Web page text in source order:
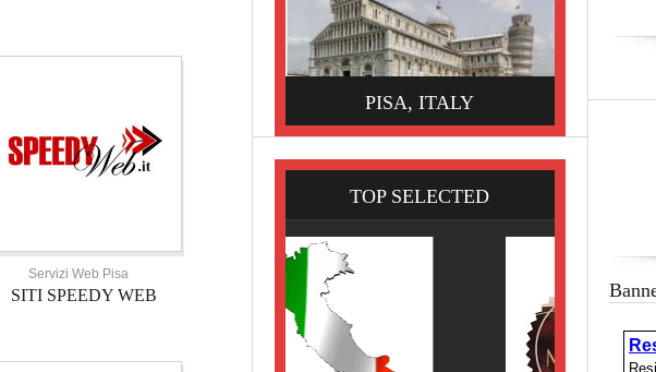
Servizi Web Pisa
SITI SPEEDY WEB
PISA, ITALY
TOP SELECTED